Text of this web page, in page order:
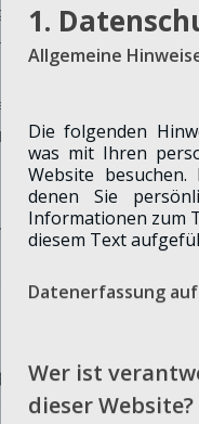
des Kuratorium
der Umsiedler/innen
für die
1.
Allgemeine
Die folgenden
was mit Ihren
Website
denen Sie
Informationen zum
diesem Text
Datenerfassung
Wer ist
dieser Website?